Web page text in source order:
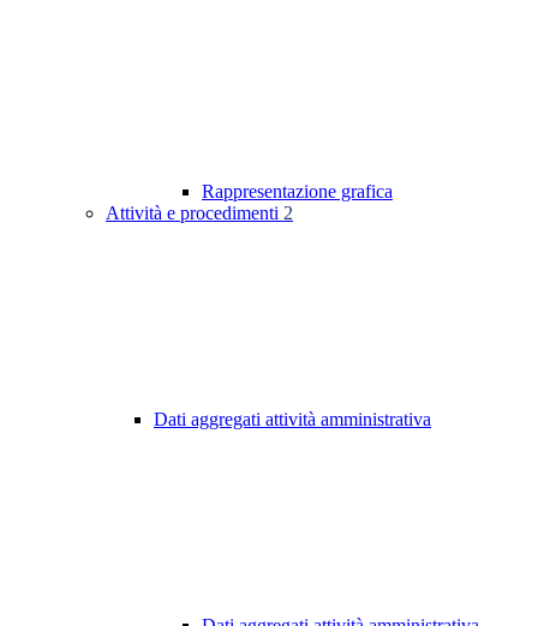
Rappresentazione grafica
Attività e procedimenti 2
Dati aggregati attività amministrativa